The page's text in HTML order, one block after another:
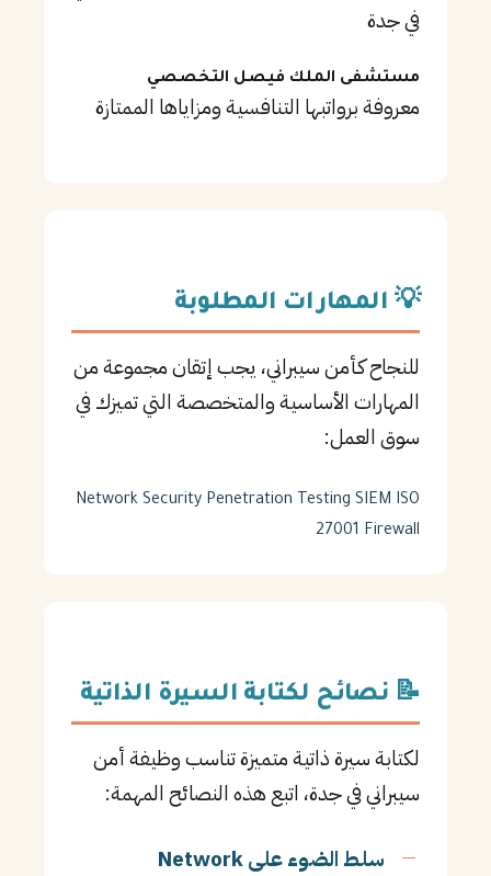
في جدة
مستشفى الملك فيصل التخصصي
معروفة برواتبها التنافسية ومزاياها الممتازة
💡 المهارات المطلوبة
للنجاح كـأمن سيبراني، يجب إتقان مجموعة من
المهارات الأساسية والمتخصصة التي تميزك في
سوق العمل:
Network Security Penetration Testing SIEM ISO
27001 Firewall
📝 نصائح لكتابة السيرة الذاتية
لكتابة سيرة ذاتية متميزة تناسب وظيفة أمن
سيبراني في جدة، اتبع هذه النصائح المهمة:
سلط الضوء على Network